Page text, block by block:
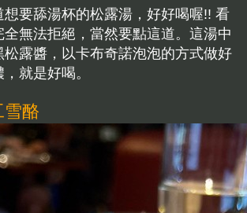
要舔湯杯的松露湯，好好喝喔!! 看
無法拒絕，當然要點這道。這湯中
露醬，以卡布奇諾泡泡的方式做好
就是好喝。
雪酪